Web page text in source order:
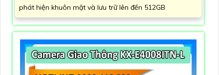
phát hiện khuôn mặt và lưu trữ lên đến 512GB